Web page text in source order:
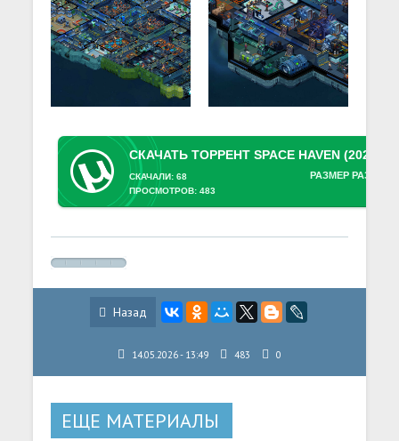
РАЗМЕР
СКАЧАЛИ: 68
ПРОСМОТРОВ: 483
Назад
14.05.2026 - 13:49 483 0
ЕЩЕ МАТЕРИАЛЫ